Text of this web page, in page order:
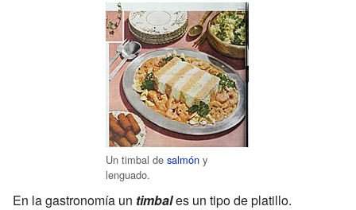
Un timbal de salmón y
lenguado.
En la gastronomía un timbales un tipo de platillo.